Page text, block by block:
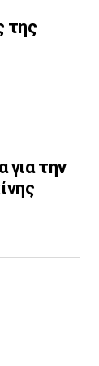
της
για την